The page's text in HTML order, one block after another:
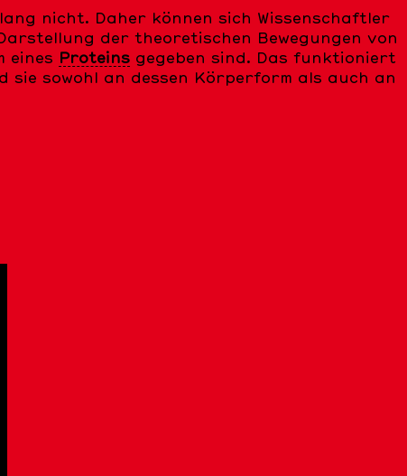
nicht. Daher können sich Wissenschaftler
der theoretischen Bewegungen von
eines Proteins gegeben sind. Das funktioniert
sie sowohl an dessen Körperform als auch an